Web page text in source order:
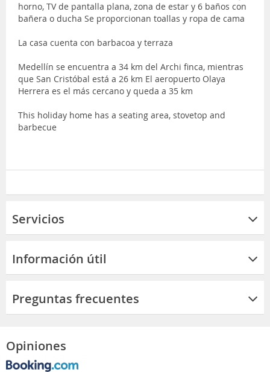
horno, TV de pantalla plana, zona de estar y 6 baños con
bañera o ducha Se proporcionan toallas y ropa de cama
La casa cuenta con barbacoa y terraza
Medellín se encuentra a 34 km del Archi finca, mientras
que San Cristóbal está a 26 km El aeropuerto Olaya
Herrera es el más cercano y queda a 35 km
This holiday home has a seating area, stovetop and
barbecue
Servicios
Información útil
Preguntas frecuentes
Opiniones